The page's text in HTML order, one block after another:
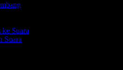
Suara
Suara